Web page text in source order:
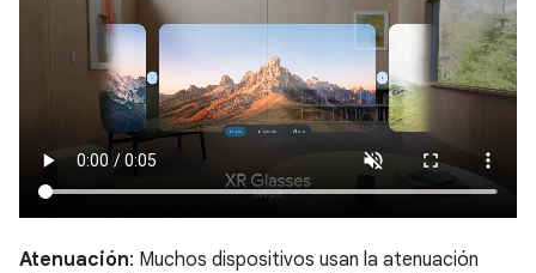
Atenuación: Muchos dispositivos usan la atenuación